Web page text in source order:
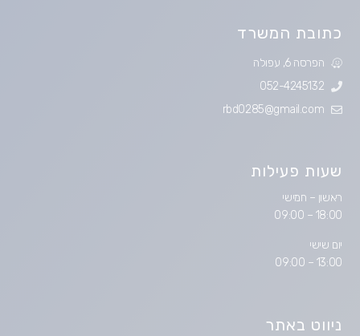
כתובת המשרד​
הפרסה 6, עפולה
052-4245132
rbd0285@gmail.com
שעות פעילות
ראשון – חמישי
18:00 – 09:00
יום שישי
13:00 – 09:00
ניווט באתר